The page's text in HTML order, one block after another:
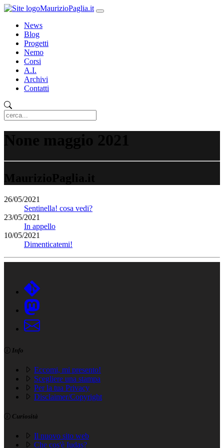
MaurizioPaglia.it
News
Blog
Progetti
Nemo
Corsi
A.I.
Archivi
Contatti
26/05/2021
Sentinella! cosa vedi?
23/05/2021
In appello
10/05/2021
Dimenticatemi!
Info
Eccomi, mi presento!
Scegliere una stampa
Per la tua Privacy
Disclaimer/Copyright
Curiosità
Il nuovo sito web
Che cos'è Iudas?